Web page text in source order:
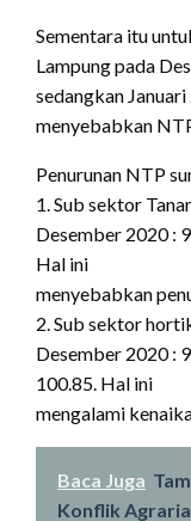
Sementara itu
Lampung pada
sedangkan
menyebabkan
Penurunan NTP
1. Sub sektor
Desember 2020 :
Hal ini
menyebabkan
2. Sub sektor
Desember 2020 :
100.85. Hal ini
mengalami
Baca Juga
Konflik